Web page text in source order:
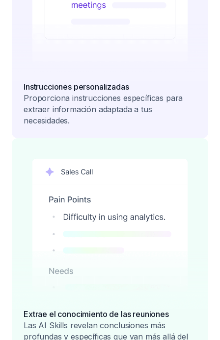
Instrucciones personalizadas
Proporciona instrucciones específicas para
extraer información adaptada a tus
necesidades.
Extrae el conocimiento de las reuniones
Las AI Skills revelan conclusiones más
profundas y específicas que van más allá del